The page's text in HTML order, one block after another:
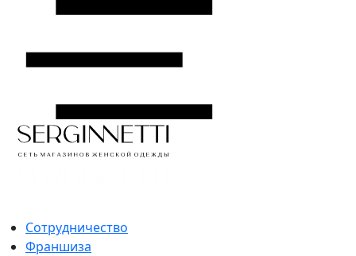
Сотрудничество
Франшиза